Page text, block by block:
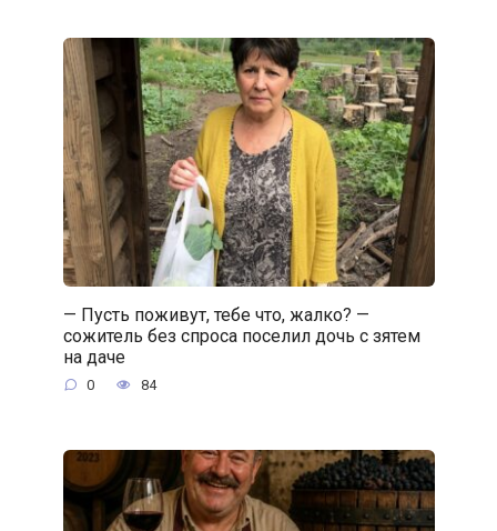
— Пусть поживут, тебе что, жалко? —
сожитель без спроса поселил дочь с зятем
на даче
0 84